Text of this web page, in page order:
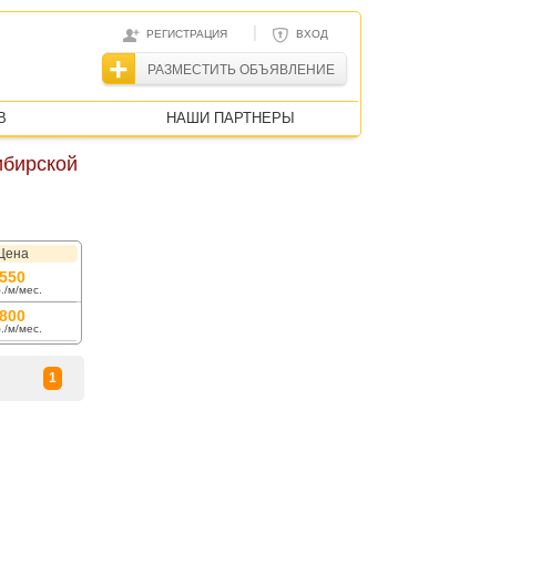
РЕГИСТРАЦИЯ | ВХОД
РАЗМЕСТИТЬ ОБЪЯВЛЕНИЕ
НАШИ ПАРТНЕРЫ
550
м/мес.
800
м/мес.
1